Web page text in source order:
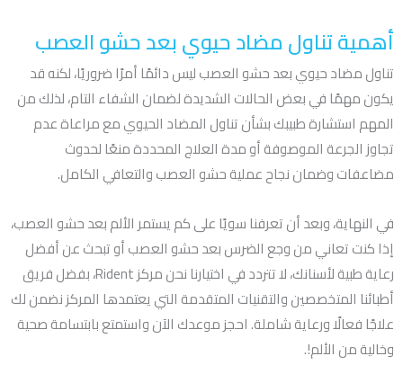
أهمية تناول مضاد حيوي بعد حشو العصب
تناول مضاد حيوي بعد حشو العصب ليس دائمًا أمرًا ضروريًا، لكنه قد
يكون مهمًا في بعض الحالات الشديدة لضمان الشفاء التام، لذلك من
المهم استشارة طبيبك بشأن تناول المضاد الحيوي مع مراعاة عدم
تجاوز الجرعة الموصوفة أو مدة العلاج المحددة منعًا لحدوث
مضاعفات وضمان نجاح عملية حشو العصب والتعافي الكامل.
في النهاية، وبعد أن تعرفنا سويًا على كم يستمر الألم بعد حشو العصب،
إذا كنت تعاني من وجع الضرس بعد حشو العصب أو تبحث عن أفضل
رعاية طبية لأسنانك، لا تتردد في اختيارنا نحن مركز Rident، بفضل فريق
أطبائنا المتخصصين والتقنيات المتقدمة التي يعتمدها المركز نضمن لك
علاجًا فعالًا ورعاية شاملة. احجز موعدك الآن واستمتع بابتسامة صحية
وخالية من الألم!.